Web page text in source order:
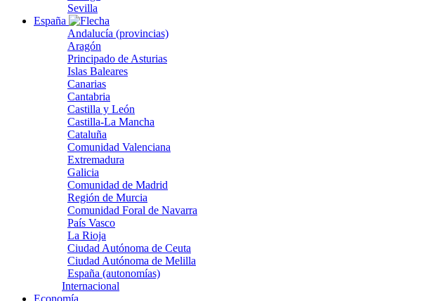
Sevilla
España
Andalucía (provincias)
Aragón
Principado de Asturias
Islas Baleares
Canarias
Cantabria
Castilla y León
Castilla-La Mancha
Cataluña
Comunidad Valenciana
Extremadura
Galicia
Comunidad de Madrid
Región de Murcia
Comunidad Foral de Navarra
País Vasco
La Rioja
Ciudad Autónoma de Ceuta
Ciudad Autónoma de Melilla
España (autonomías)
Internacional